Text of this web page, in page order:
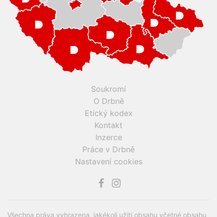
Soukromí
O Drbně
Etický kodex
Kontakt
Inzerce
Práce v Drbně
Nastavení cookies
Všechna práva vyhrazena, jakékoli užití obsahu včetné obsahu